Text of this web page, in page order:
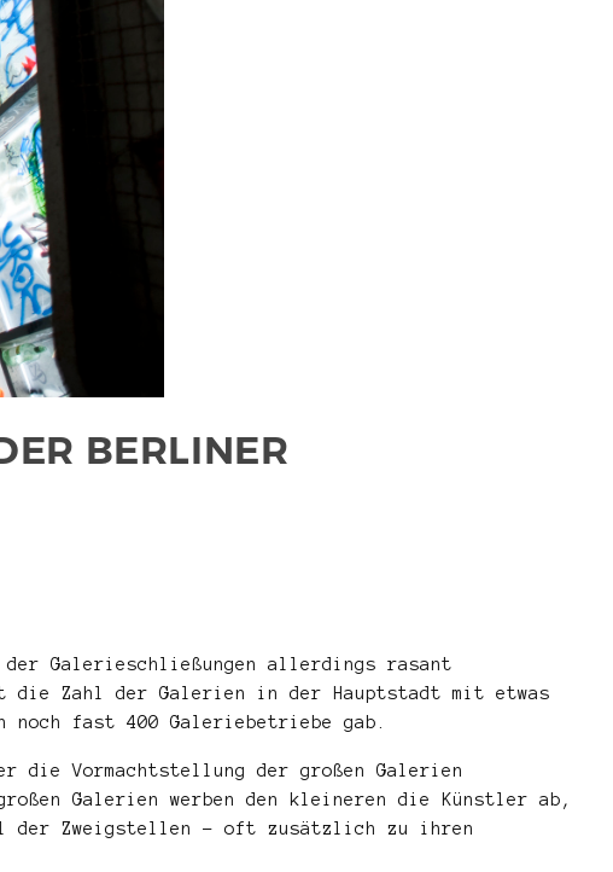
BERLINER
Galerieschließungen allerdings rasant
die Zahl der Galerien in der Hauptstadt mit etwas
noch fast 400 Galeriebetriebe gab.
die Vormachtstellung der großen Galerien
Galerien werben den kleineren die Künstler ab,
der Zweigstellen – oft zusätzlich zu ihren